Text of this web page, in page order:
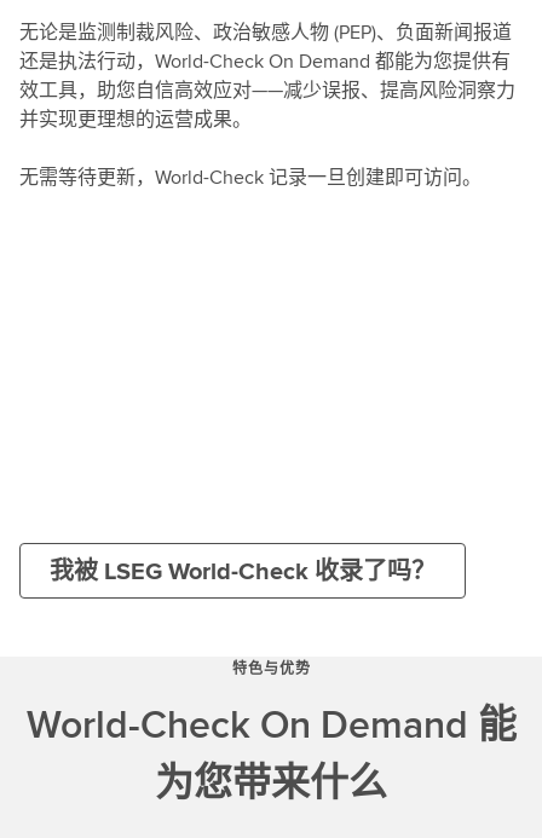
无论是监测制裁风险、政治敏感人物 (PEP)、负面新闻报道
还是执法行动，World-Check On Demand 都能为您提供有
效工具，助您自信高效应对——减少误报、提高风险洞察力
并实现更理想的运营成果。
无需等待更新，World-Check 记录一旦创建即可访问。
我被 LSEG World-Check 收录了吗？
特色与优势
World-Check On Demand 能
为您带来什么